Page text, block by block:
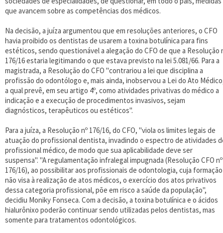
que avancem sobre as competências dos médicos.
Na decisão, a juíza argumentou que em resoluções anteriores, o CFO
havia proibido os dentistas de usarem a toxina botulínica para fins
estéticos, sendo questionável a alegação do CFO de que a Resolução
176/16 estaria legitimando o que estava previsto na lei 5.081/66. Para a
magistrada, a Resolução do CFO "contrariou a lei que disciplina a
profissão do odontólogo e, mais ainda, inobservou a Lei do Ato
a qual prevê, em seu artigo 4º, como atividades privativas do médico a
indicação e a execução de procedimentos invasivos, sejam
diagnósticos, terapêuticos ou estéticos".
Para a juíza, a Resolução nº 176/16, do CFO, "viola os limites legais de
atuação do profissional dentista, invadindo o espectro de atividades
profissional médico, de modo que sua aplicabilidade deve ser
suspensa". "A regulamentação infralegal impugnada (Resolução CFO nº
176/16), ao possibilitar aos profissionais de odontologia, cuja formação
não visa à realização de atos médicos, o exercício dos atos privativos
dessa categoria profissional, põe em risco a saúde da população",
decidiu Moniky Fonseca. Com a decisão, a toxina botulínica e o ácidos
hialurônixo poderão continuar sendo utilizadas pelos dentistas, mas
somente para tratamentos odontológicos.